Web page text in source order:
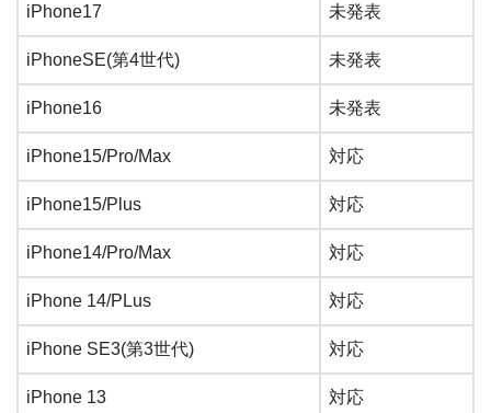
iPhone17 未発表
iPhoneSE(第4世代) 未発表
iPhone16 未発表
iPhone15/Pro/Max 対応
iPhone15/Plus 対応
iPhone14/Pro/Max 対応
iPhone 14/PLus 対応
iPhone SE3(第3世代) 対応
iPhone 13 対応